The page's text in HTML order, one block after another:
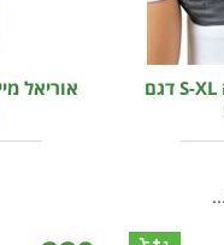
אוריאל מיישר כתפיים מידה S-XL דגם